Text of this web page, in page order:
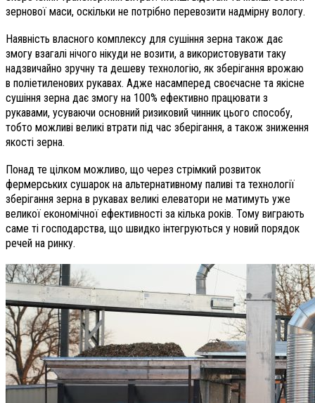
зернової маси, оскільки не потрібно перевозити надмірну вологу.
Наявність власного комплексу для сушіння зерна також дає
змогу взагалі нічого нікуди не возити, а використовувати таку
надзвичайно зручну та дешеву технологію, як зберігання врожаю
в поліетиленових рукавах. Адже насамперед своєчасне та якісне
сушіння зерна дає змогу на 100% ефективно працювати з
рукавами, усуваючи основний ризиковий чинник цього способу,
тобто можливі великі втрати під час зберігання, а також зниження
якості зерна.
Понад те цілком можливо, що через стрімкий розвиток
фермерських сушарок на альтернативному паливі та технології
зберігання зерна в рукавах великі елеватори не матимуть уже
великої економічної ефективності за кілька років. Тому виграють
саме ті господарства, що швидко інтегруються у новий порядок
речей на ринку.